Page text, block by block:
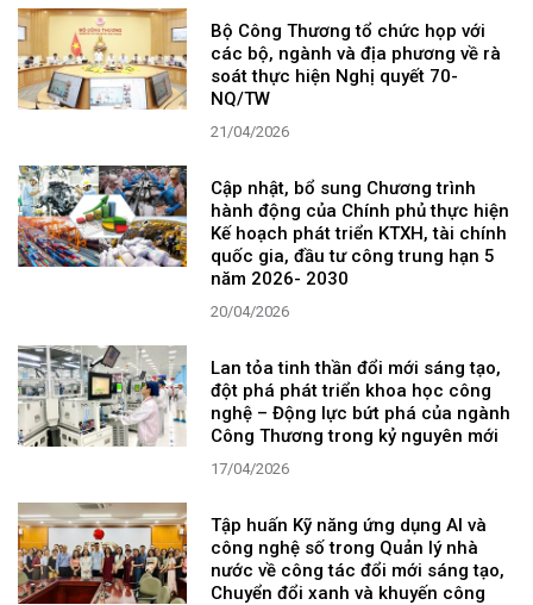
Bộ Công Thương tổ chức họp với
các bộ, ngành và địa phương về rà
soát thực hiện Nghị quyết 70-
NQ/TW
21/04/2026
Cập nhật, bổ sung Chương trình
hành động của Chính phủ thực hiện
Kế hoạch phát triển KTXH, tài chính
quốc gia, đầu tư công trung hạn 5
năm 2026- 2030
20/04/2026
Lan tỏa tinh thần đổi mới sáng tạo,
đột phá phát triển khoa học công
nghệ – Động lực bứt phá của ngành
Công Thương trong kỷ nguyên mới
17/04/2026
Tập huấn Kỹ năng ứng dụng AI và
công nghệ số trong Quản lý nhà
nước về công tác đổi mới sáng tạo,
Chuyển đổi xanh và khuyến công